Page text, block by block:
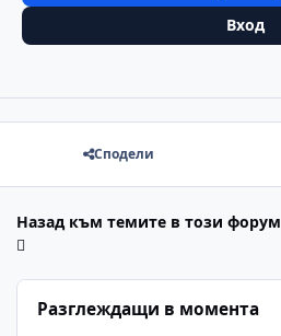
Вход
Сподели
Назад към темите в този форум
Разглеждащи в момента